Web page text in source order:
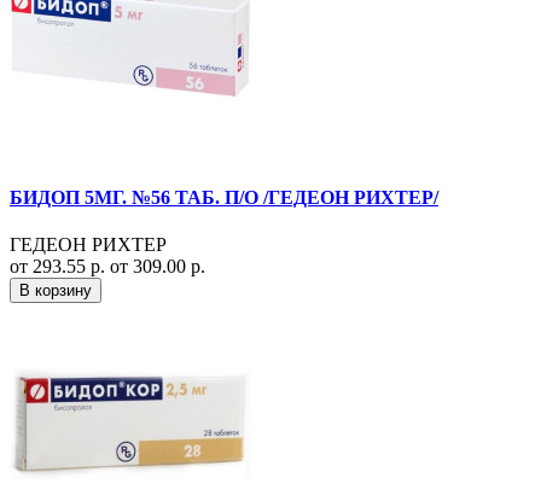
БИДОП 5МГ. №56 ТАБ. П/О /ГЕДЕОН РИХТЕР/
ГЕДЕОН РИХТЕР
от 293.55 р. от 309.00 р.
В корзину